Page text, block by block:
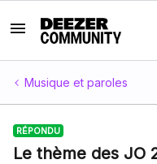
Musique et paroles
RÉPONDU
Le thème des JO